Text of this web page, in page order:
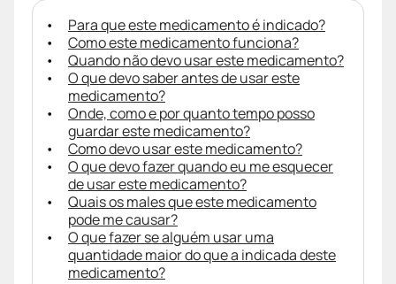
Para que este medicamento é indicado?
Como este medicamento funciona?
Quando não devo usar este medicamento?
O que devo saber antes de usar este
medicamento?
Onde, como e por quanto tempo posso
guardar este medicamento?
Como devo usar este medicamento?
O que devo fazer quando eu me esquecer
de usar este medicamento?
Quais os males que este medicamento
pode me causar?
O que fazer se alguém usar uma
quantidade maior do que a indicada deste
medicamento?